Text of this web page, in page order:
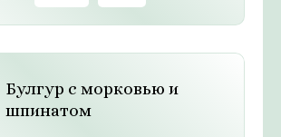
Булгур с морковью и
шпинатом